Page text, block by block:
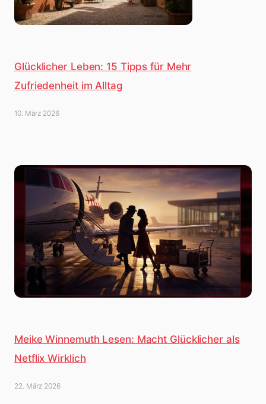
Glücklicher Leben: 15 Tipps für Mehr
Zufriedenheit im Alltag
10. März 2026
Meike Winnemuth Lesen: Macht Glücklicher als
Netflix Wirklich
22. März 2026